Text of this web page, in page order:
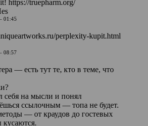
https://truepharm.org/
01:45
perplexity-kupit.html
08:57
— есть тут те, кто в теме, что
себя на мысли и понял
ссылочным — топа не будет.
— от краудов до гостевых
кусаются.